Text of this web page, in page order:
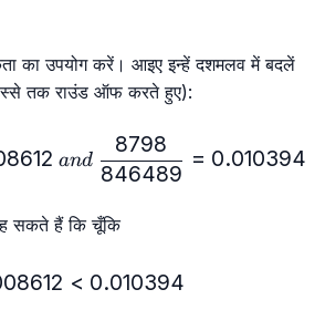
का उपयोग करें। आइए इन्हें दशमलव में बदलें
तक राउंड ऑफ करते हुए):
and 846489
8798
= 0.010394
सकते हैं कि चूँकि
0.008612 < 0.010394
< 0.010394